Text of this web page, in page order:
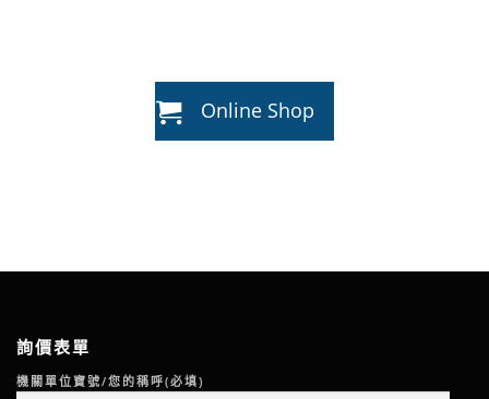
Online Shop
詢價表單
機關單位寶號/您的稱呼(必填)